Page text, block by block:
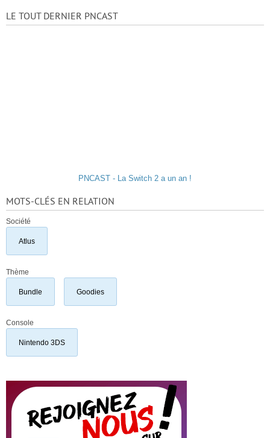
LE TOUT DERNIER PNCAST
PNCAST - La Switch 2 a un an !
MOTS-CLÉS EN RELATION
Société
Atlus
Thème
Bundle Goodies
Console
Nintendo 3DS